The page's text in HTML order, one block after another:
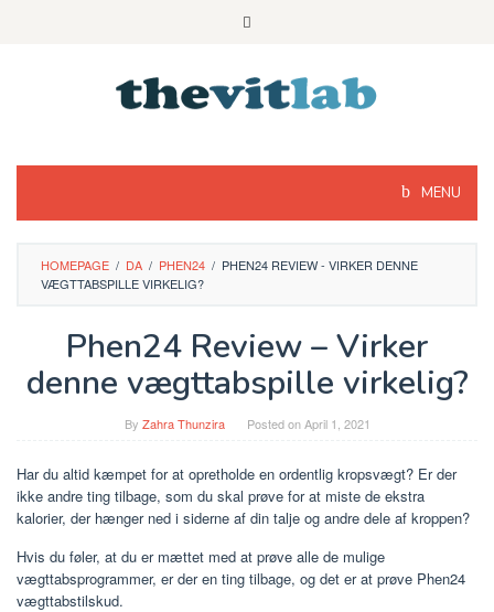
MENU
HOMEPAGE / DA / PHEN24 / PHEN24 REVIEW - VIRKER DENNE
VÆGTTABSPILLE VIRKELIG?
Phen24 Review – Virker
denne vægttabspille virkelig?
By Zahra Thunzira Posted onApril 1, 2021
Har du altid kæmpet for at opretholde en ordentlig kropsvægt? Er der
ikke andre ting tilbage, som du skal prøve for at miste de ekstra
kalorier, der hænger ned i siderne af din talje og andre dele af kroppen?
Hvis du føler, at du er mættet med at prøve alle de mulige
vægttabsprogrammer, er der en ting tilbage, og det er at prøve Phen24
vægttabstilskud.